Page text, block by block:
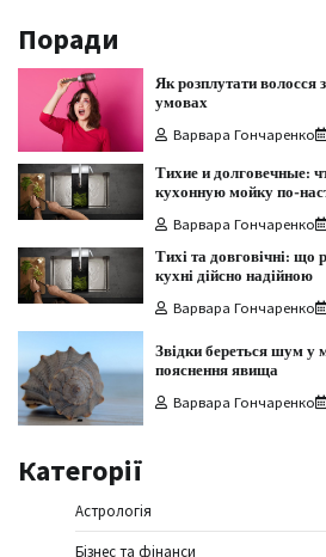
Поради
Як розплутати волосся
умовах
Варвара Гончаренко
Тихие и долговечные:
кухонную мойку по-
Варвара Гончаренко
Тихі та довговічні: що
кухні дійсно надійною
Варвара Гончаренко
Звідки береться шум у
пояснення явища
Варвара Гончаренко
Категорії
Астрологія
Бізнес та фінанси